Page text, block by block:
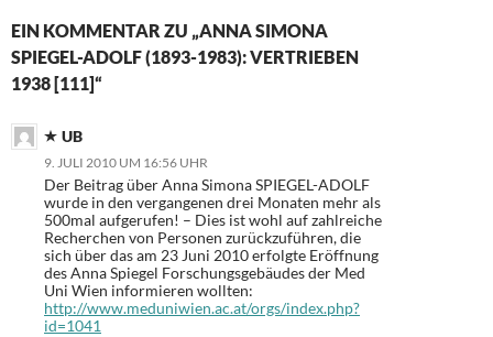
EIN KOMMENTAR ZU „ANNA SIMONA
SPIEGEL-ADOLF (1893-1983): VERTRIEBEN
1938 [111]“
UB
9. JULI 2010 UM 16:56 UHR
Der Beitrag über Anna Simona SPIEGEL-ADOLF
wurde in den vergangenen drei Monaten mehr als
500mal aufgerufen! – Dies ist wohl auf zahlreiche
Recherchen von Personen zurückzuführen, die
sich über das am 23 Juni 2010 erfolgte Eröffnung
des Anna Spiegel Forschungsgebäudes der Med
Uni Wien informieren wollten:
http://www.meduniwien.ac.at/orgs/index.php?
id=1041